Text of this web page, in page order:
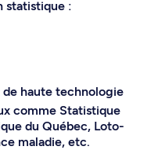
statistique :
haute technologie
comme Statistique
du Québec, Loto-
maladie, etc.